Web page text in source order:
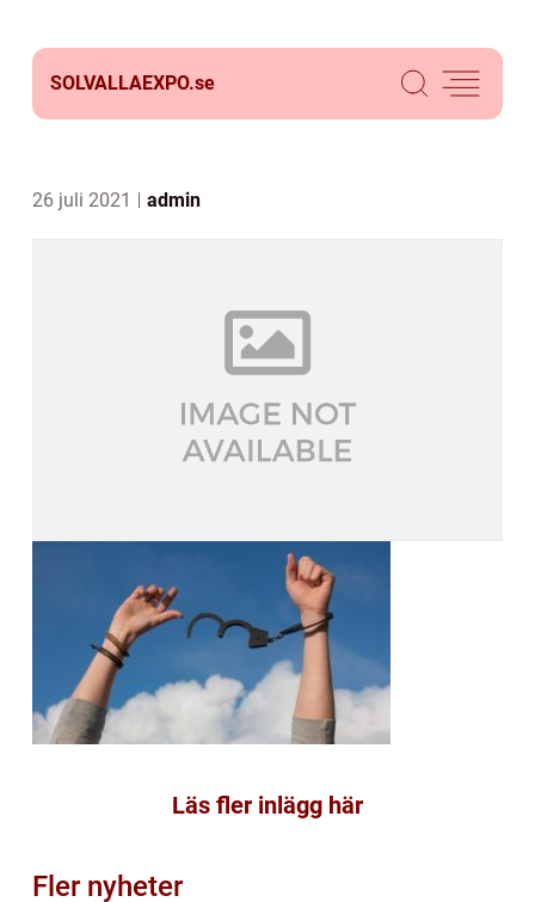
SOLVALLAEXPO.se
26 juli 2021 admin
Läs fler inlägg här
Fler nyheter